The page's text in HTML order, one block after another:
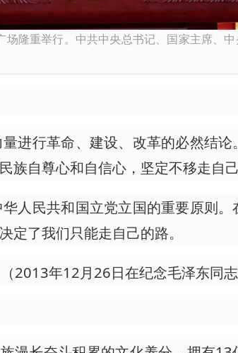
隆重举行。中共中央总书记、国家主席、
进行革命、建设、改革的必然结
自尊心和自信心，坚定不移走自己
人民共和国立党立国的重要原则
了我们只能走自己的路。
（2013年12月26日在纪念毛泽东同